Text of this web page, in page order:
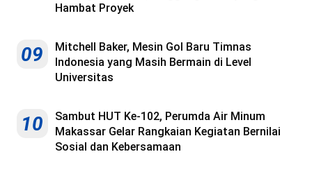
Hambat Proyek
09
Mitchell Baker, Mesin Gol Baru Timnas
Indonesia yang Masih Bermain di Level
Universitas
10
Sambut HUT Ke-102, Perumda Air Minum
Makassar Gelar Rangkaian Kegiatan Bernilai
Sosial dan Kebersamaan